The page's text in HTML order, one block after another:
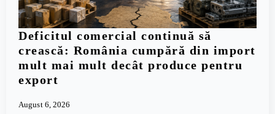
Deficitul comercial continuă să
crească: România cumpără din import
mult mai mult decât produce pentru
export
August 6, 2026